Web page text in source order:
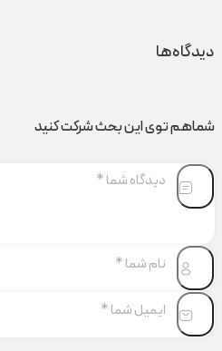
دیدگاه‌ها
شماهم توی این بحث شرکت کنید